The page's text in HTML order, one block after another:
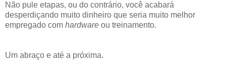
Não pule etapas, ou do contrário, você acabará
desperdiçando muito dinheiro que seria muito melhor
empregado com hardware ou treinamento.
Um abraço e até a próxima.